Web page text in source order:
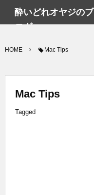
酔いどれオヤジのブ
ログwp
HOME Mac Tips
Mac Tips
Tagged